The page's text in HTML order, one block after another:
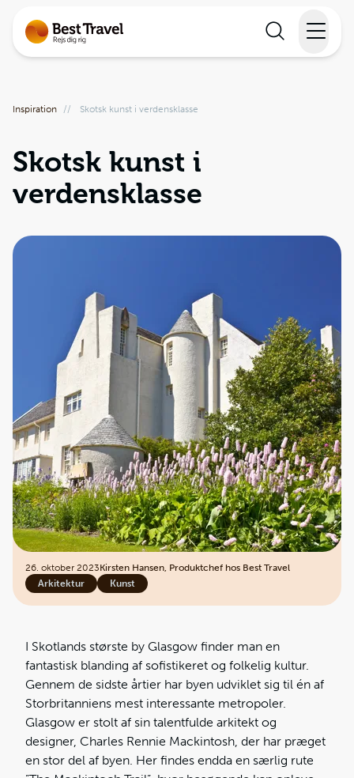
Rejsekalender
Inspiration
Min Rejse
Inspiration // Skotsk kunst i verdensklasse
Skotsk kunst i
verdensklasse
26. oktober 2023Kirsten Hansen, Produktchef hos Best Travel
Arkitektur
Kunst
I Skotlands største by Glasgow finder man en
fantastisk blanding af sofistikeret og folkelig kultur.
Gennem de sidste årtier har byen udviklet sig til én af
Storbritanniens mest interessante metropoler.
Glasgow er stolt af sin talentfulde arkitekt og
designer, Charles Rennie Mackintosh, der har præget
en stor del af byen. Her findes endda en særlig rute